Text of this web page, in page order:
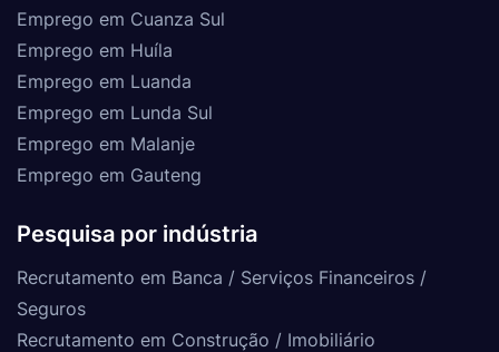
Emprego em Cuanza Sul
Emprego em Huíla
Emprego em Luanda
Emprego em Lunda Sul
Emprego em Malanje
Emprego em Gauteng
Pesquisa por indústria
Recrutamento em Banca / Serviços Financeiros /
Seguros
Recrutamento em Construção / Imobiliário